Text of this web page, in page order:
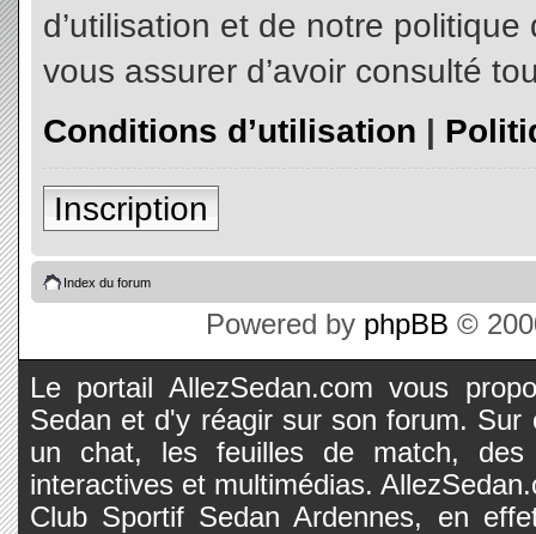
d’utilisation et de notre
vous assurer d’avoir consulté
Conditions d’utilisation |
Inscription
Index du forum
Powered by phpBB ©
Le portail AllezSedan.com vous
Sedan et d'y réagir sur son forum.
un chat, les feuilles de match, des
interactives et multimédias.
Club Sportif Sedan Ardennes, en